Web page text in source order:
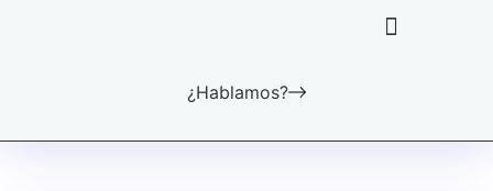
¿Hablamos?